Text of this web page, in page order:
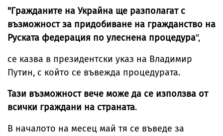
"Гражданите на Украйна ще разполагат с
възможност за придобиване на гражданство на
Руската федерация по улеснена процедура",
се казва в президентски указ на Владимир
Путин, с който се въвежда процедурата.
Тази възможност вече може да се използва от
всички граждани на страната.
В началото на месец май тя се въведе за